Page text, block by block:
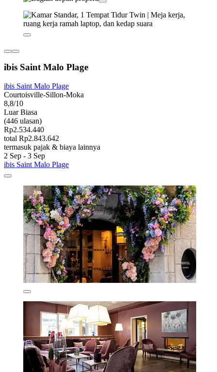
ibis Saint Malo Plage
ibis Saint Malo Plage
Courtoisville-Sillon-Moka
8,8/10
Luar Biasa
(446 ulasan)
Rp2.534.440
total Rp2.843.642
termasuk pajak & biaya lainnya
2 Sep - 3 Sep
ibis Saint Malo Plage